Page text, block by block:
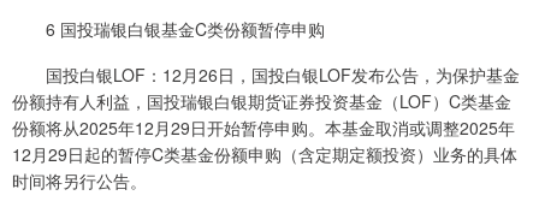
6 国投瑞银白银基金C类份额暂停申购
国投白银LOF：12月26日，国投白银LOF发布公告，为保护基金
份额持有人利益，国投瑞银白银期货证券投资基金（LOF）C类基金
份额将从2025年12月29日开始暂停申购。本基金取消或调整2025年
12月29日起的暂停C类基金份额申购（含定期定额投资）业务的具体
时间将另行公告。